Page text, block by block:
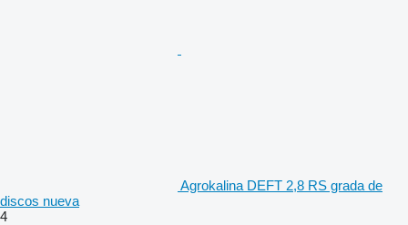
Agrokalina DEFT 2,8 RS grada de
discos nueva
4